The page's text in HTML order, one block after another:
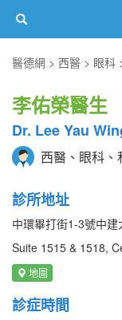
醫德網
西醫 眼科
李佑榮醫生
Dr. Lee Yau
西醫、眼科、
診所地址
中環畢打街1-3號中
Suite 1515 & 1518,
地圖
診症時間